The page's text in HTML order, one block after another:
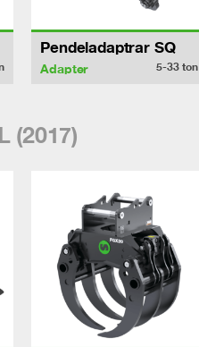
Pendeladaptrar SQ
Adapter 5-33ton
(2017)